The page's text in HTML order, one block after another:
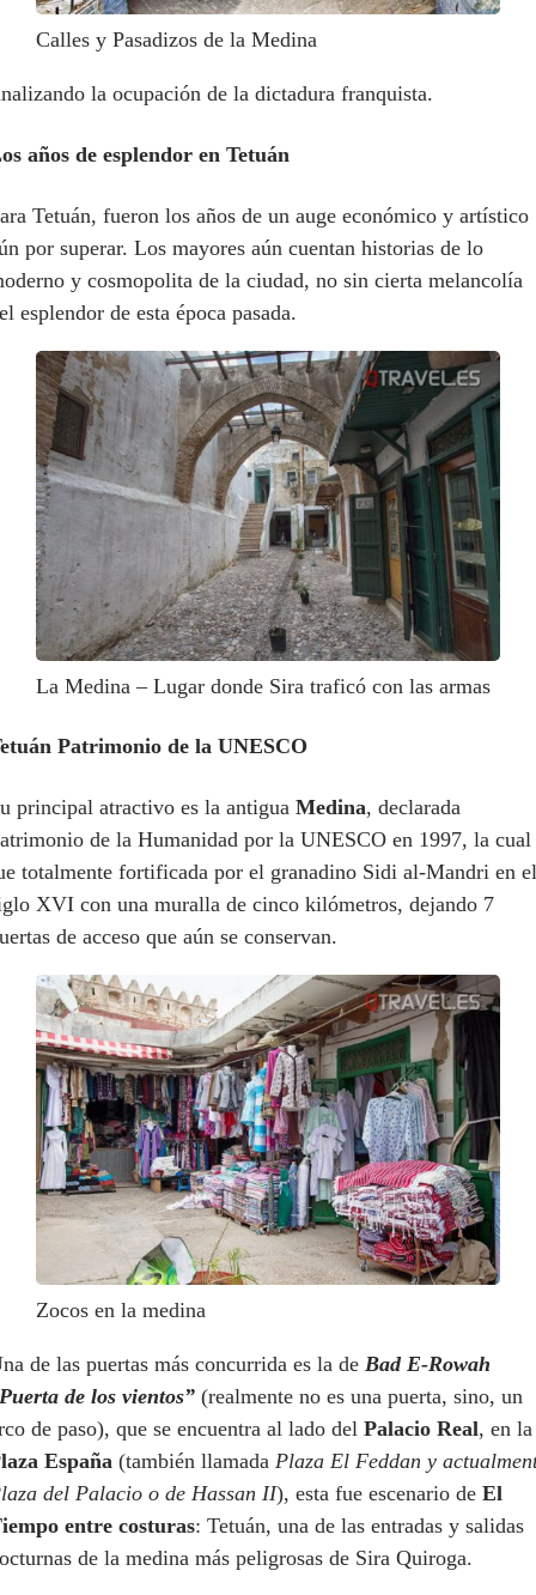
Calles y Pasadizos de la Medina
la ocupación de la dictadura franquista.
años de esplendor en Tetuán
Tetuán, fueron los años de un auge económico y artístico
por superar. Los mayores aún cuentan historias de lo
y cosmopolita de la ciudad, no sin cierta melancolía
esplendor de esta época pasada.
La Medina – Lugar donde Sira traficó con las armas
Patrimonio de la UNESCO
principal atractivo es la antigua Medina, declarada
de la Humanidad por la UNESCO en 1997, la cual
totalmente fortificada por el granadino Sidi al-Mandri en el
XVI con una muralla de cinco kilómetros, dejando 7
de acceso que aún se conservan.
Zocos en la medina
de las puertas más concurrida es la de Bad E-Rowah
de los vientos” (realmente no es una puerta, sino, un
de paso), que se encuentra al lado del Palacio Real, en la
España (también llamada Plaza El Feddan y
del Palacio o de Hassan II), esta fue escenario de El
entre costuras: Tetuán, una de las entradas y salidas
de la medina más peligrosas de Sira Quiroga.